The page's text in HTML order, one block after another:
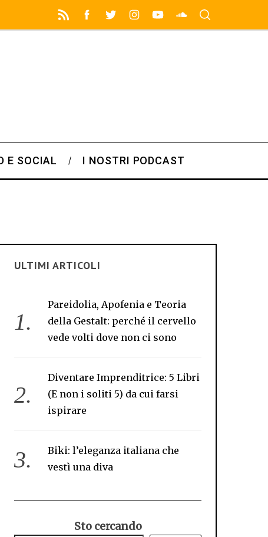
E SOCIAL I NOSTRI PODCAST
ULTIMI ARTICOLI
Pareidolia, Apofenia e Teoria
della Gestalt: perché il cervello
vede volti dove non ci sono
Diventare Imprenditrice: 5 Libri
(E non i soliti 5) da cui farsi
ispirare
Biki: l’eleganza italiana che
vestì una diva
Sto cercando